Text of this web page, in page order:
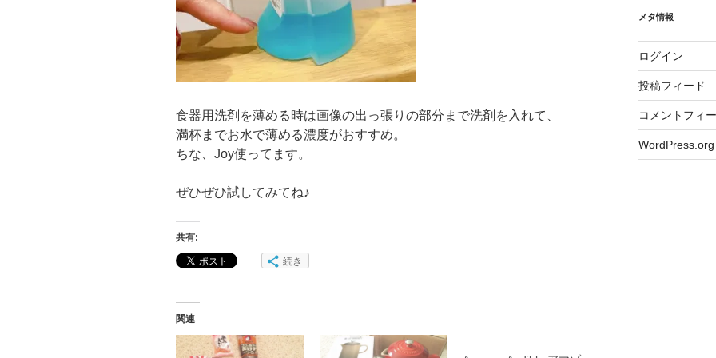
食器用洗剤を薄める時は画像の出っ張りの部分まで洗剤を入れて、
満杯までお水で薄める濃度がおすすめ。
ちな、Joy使ってます。
ぜひぜひ試してみてね♪
共有:
続き
関連
ブ
メタ情報
ログイン
投稿フィード
コメントフィ
WordPress.org